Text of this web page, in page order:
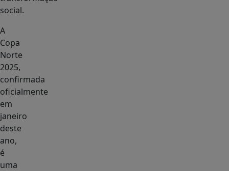
social.
A
Copa
Norte
2025,
confirmada
oficialmente
em
janeiro
deste
ano,
é
uma